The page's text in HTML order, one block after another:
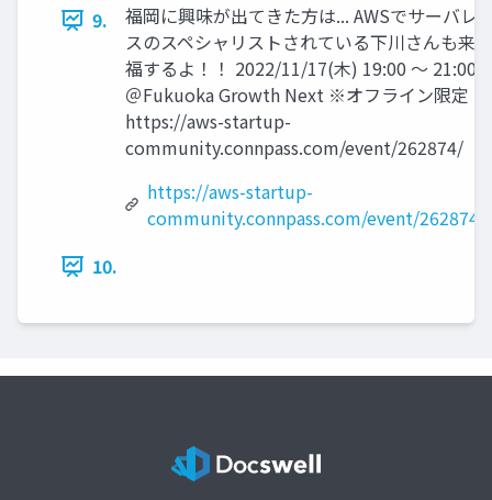
9.
福岡に興味が出てきた方は... AWSでサーバレ
スのスペシャリストされている下川さんも来
福するよ！！ 2022/11/17(木) 19:00 〜 21:00
＠Fukuoka Growth Next ※オフライン限定
https://aws-startup-
community.connpass.com/event/262874/
https://aws-startup-
community.connpass.com/event/262874/
10.